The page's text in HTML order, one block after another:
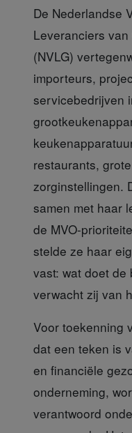
De Nederlandse
Leveranciers
(NVLG)
importeurs,
servicebedrijven
restaurants,
zorginstellingen.
samen met haar
de MVO-
stelde ze haar
vast: wat doet
verwacht zij van
Voor toekenning
dat een teken is
en financiële
onderneming,
verantwoord